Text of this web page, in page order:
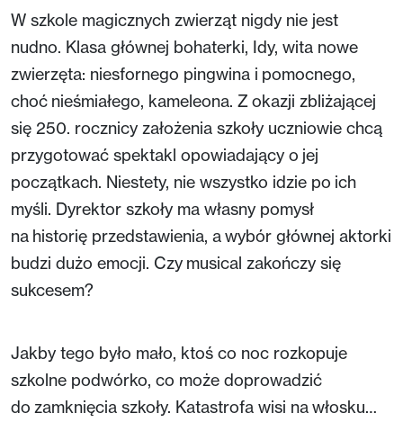
W szkole magicznych zwierząt nigdy nie jest
nudno. Klasa głównej bohaterki, Idy, wita nowe
zwierzęta: niesfornego pingwina i pomocnego,
choć nieśmiałego, kameleona. Z okazji zbliżającej
się 250. rocznicy założenia szkoły uczniowie chcą
przygotować spektakl opowiadający o jej
początkach. Niestety, nie wszystko idzie po ich
myśli. Dyrektor szkoły ma własny pomysł
na historię przedstawienia, a wybór głównej aktorki
budzi dużo emocji. Czy musical zakończy się
sukcesem?
Jakby tego było mało, ktoś co noc rozkopuje
szkolne podwórko, co może doprowadzić
do zamknięcia szkoły. Katastrofa wisi na włosku…